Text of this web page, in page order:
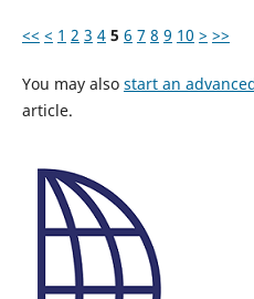
<< < 1 2 3 4 5 6 7 8 9 10 > >>
You may also start an
article.